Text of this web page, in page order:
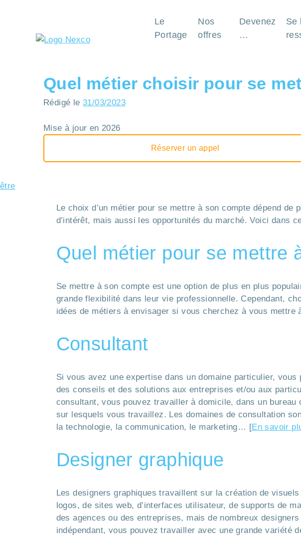
Le
Portage
Nos
offres
Devenez
…
Se
Quel métier choisir pour se
Rédigé le31/03/2023
Mise à jour en 2026
Réserver un appel
Le choix d’un métier pour se mettre à son compte dépend
d’intérêt, mais aussi les opportunités du marché. Voici dans
Quel métier pour se mettre
Se mettre à son compte est une option de plus en plus
grande flexibilité dans leur vie professionnelle. Cependant,
idées de métiers à envisager si vous cherchez à vous mettre
Consultant
Si vous avez une expertise dans un domaine particulier,
des conseils et des solutions aux entreprises et/ou aux
consultant, vous pouvez travailler à domicile, dans un
sur lesquels vous travaillez. Les domaines de consultation
la technologie, la communication, le marketing… [En savoir
Designer graphique
Les designers graphiques travaillent sur la création de
logos, de sites web, d’interfaces utilisateur, de supports de
des agences ou des entreprises, mais de nombreux
indépendant, vous pouvez travailler avec une grande